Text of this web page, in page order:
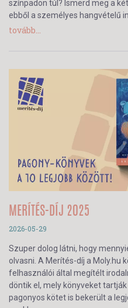
színpadon túl? Ismerd meg a
ebből a személyes hangvételű
tovább...
MERÍTÉS-DÍJ 2025
2026-05-29
Szuper dolog látni, hogy
olvasni. A Merítés-díj a Moly.hu
felhasználói által megítélt
döntik el, mely könyveket
pagonyos kötet is bekerült a